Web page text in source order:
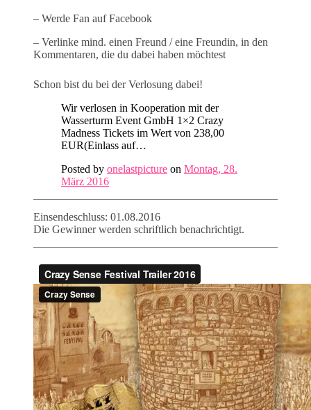
– Werde Fan auf Facebook
– Verlinke mind. einen Freund / eine Freundin, in den
Kommentaren, die du dabei haben möchtest
Schon bist du bei der Verlosung dabei!
Wir verlosen in Kooperation mit der
Wasserturm Event GmbH 1×2 Crazy
Madness Tickets im Wert von 238,00
EUR(Einlass auf…
Posted by onelastpicture on Montag, 28.
März 2016
Einsendeschluss: 01.08.2016
Die Gewinner werden schriftlich benachrichtigt.